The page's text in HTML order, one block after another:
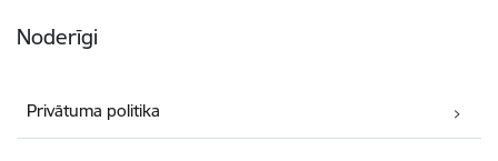
Noderīgi
Privātuma politika